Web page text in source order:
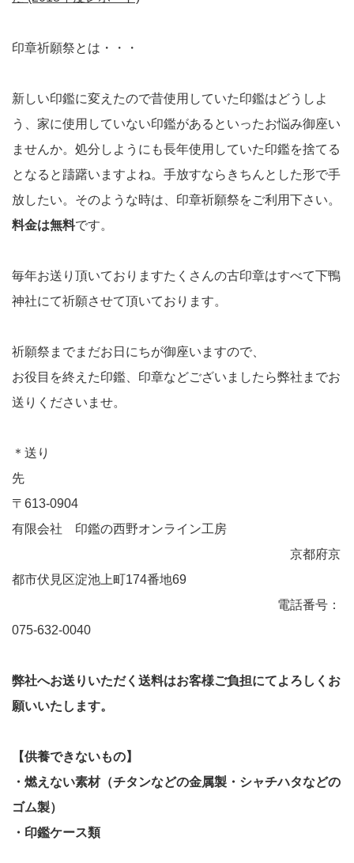
印章祈願祭とは・・・
新しい印鑑に変えたので昔使用していた印鑑はどうしよ
う、家に使用していない印鑑があるといったお悩み御座い
ませんか。処分しようにも長年使用していた印鑑を捨てる
となると躊躇いますよね。手放すならきちんとした形で手
放したい。そのような時は、印章祈願祭をご利用下さい。
料金は無料です。
毎年お送り頂いておりますたくさんの古印章はすべて下鴨
神社にて祈願させて頂いております。
祈願祭までまだお日にちが御座いますので、
お役目を終えた印鑑、印章などございましたら弊社までお
送りくださいませ。
＊送り
〒613-0904
有限会社 印鑑の西野オンライン工房
京都府京
都市伏見区淀池上町174番地69
電話番号：
075-632-0040
弊社へお送りいただく送料はお客様ご負担にてよろしくお
願いいたします。
【供養できないもの】
・燃えない素材（チタンなどの金属製・シャチハタなどの
ゴム製）
・印鑑ケース類